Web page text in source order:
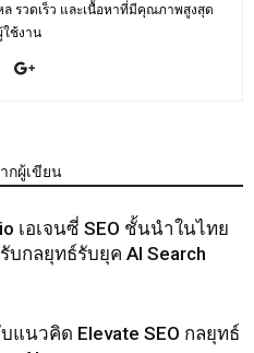
รวดเร็ว และเนื้อหาที่มีคุณภาพสูงสุด
ใช้งาน
กผู้เขียน
เอเจนซี่ SEO ชั้นนําในไทย
บกลยุทธ์รับยุค AI Search
แนวคิด Elevate SEO กลยุทธ์